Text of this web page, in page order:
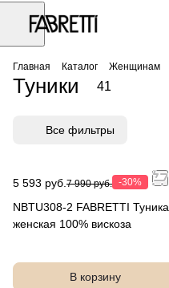
Главная Каталог Женщинам
Туники 41
Все фильтры
5 593 руб. 7 990 руб. -30%
NBTU308-2 FABRETTI Туника
женская 100% вискоза
В корзину